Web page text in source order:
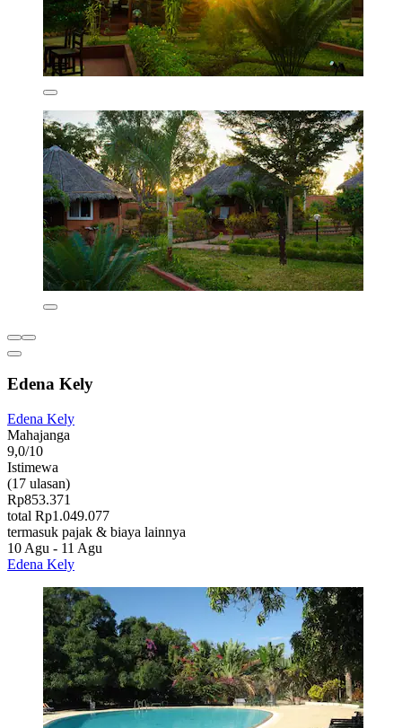
Edena Kely
Edena Kely
Mahajanga
9,0/10
Istimewa
(17 ulasan)
Rp853.371
total Rp1.049.077
termasuk pajak & biaya lainnya
10 Agu - 11 Agu
Edena Kely